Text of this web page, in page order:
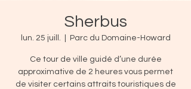
Sherbus
lun. 25 juill. Parc du Domaine-Howard
Ce tour de ville guidé d’une durée
approximative de 2 heures vous permet
de visiter certains attraits touristiques de